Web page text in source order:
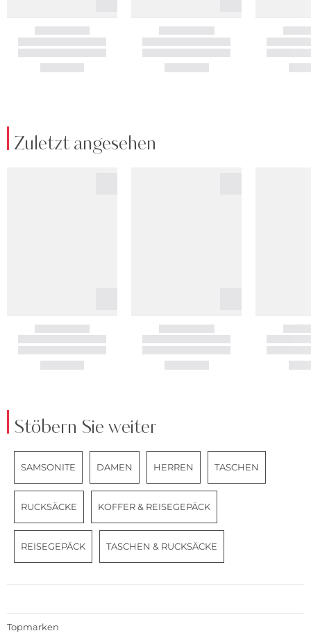
Zuletzt angesehen
Stöbern Sie weiter
SAMSONITE DAMEN HERREN TASCHEN
RUCKSÄCKE KOFFER & REISEGEPÄCK
REISEGEPÄCK TASCHEN & RUCKSÄCKE
Topmarken